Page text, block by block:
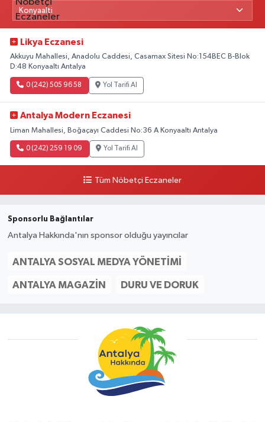
Likya Eczanesi
Akkuyu Mahallesi, Anadolu Caddesi, Casamax Sitesi No:154BEC B-Blok
D:48 Konyaaltı Antalya
0 (242) 505 96 58 Yol Tarifi Al
Antalya Modern Eczanesi
Liman Mahallesi, Boğaçayı Caddesi No:36 A Konyaaltı Antalya
0 (242) 259 19 09 Yol Tarifi Al
Tüm Nöbetçi Eczaneler
Sponsorlu Bağlantılar
Antalya Hakkında'nın sponsor olduğu yayıncılar
ANTALYA SOSYAL MEDYA YÖNETIMI
ANTALYA MAGAZIN DURU VE DORUK